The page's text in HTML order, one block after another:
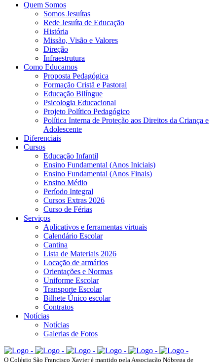
Quem Somos
Somos Jesuítas
Rede Jesuíta de Educação
História
Missão, Visão e Valores
Direção
Infraestrutura
Como Educamos
Proposta Pedagógica
Formação Cristã e Pastoral
Educação Bilíngue
Psicologia Educacional
Projeto Político Pedagógico
Política Interna de Proteção aos Direitos da Criança e
Adolescente
Diferenciais
Cursos
Educação Infantil
Ensino Fundamental (Anos Iniciais)
Ensino Fundamental (Anos Finais)
Ensino Médio
Período Integral
Cursos Extras 2026
Curso de Férias
Serviços
Aplicativos e ferramentas virtuais
Calendário Escolar
Cantina
Lista de Materiais 2026
Locação de armários
Orientações e Normas
Uniforme Escolar
Transporte Escolar
Bilhete Único escolar
Contratos
Notícias
Notícias
Galerias de Fotos
O Colégio São Francisco Xavier é mantido pela Associação Nóbrega de